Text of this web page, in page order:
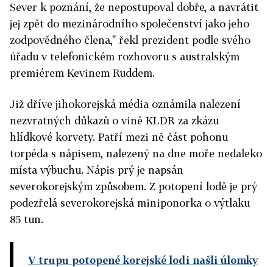
Sever k poznání, že nepostupoval dobře, a navrátit
jej zpět do mezinárodního společenství jako jeho
zodpovědného člena," řekl prezident podle svého
úřadu v telefonickém rozhovoru s australským
premiérem Kevinem Ruddem.
Již dříve jihokorejská média oznámila nalezení
nezvratných důkazů o vině KLDR za zkázu
hlídkové korvety. Patří mezi ně část pohonu
torpéda s nápisem, nalezený na dne moře nedaleko
místa výbuchu. Nápis prý je napsán
severokorejským způsobem. Z potopení lodě je prý
podezřelá severokorejská miniponorka o výtlaku
85 tun.
V trupu potopené korejské lodi našli úlomky